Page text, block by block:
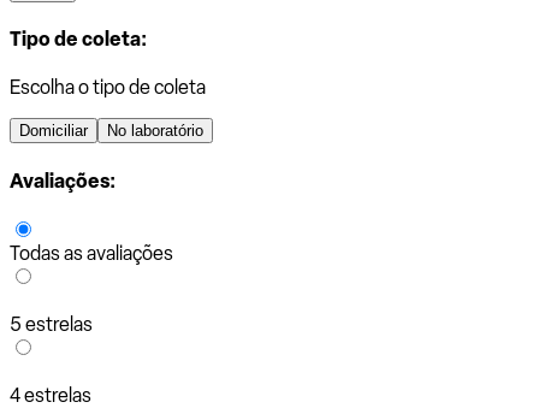
Tipo de coleta:
Escolha o tipo de coleta
Domiciliar No laboratório
Avaliações:
Todas as avaliações
5 estrelas
4 estrelas